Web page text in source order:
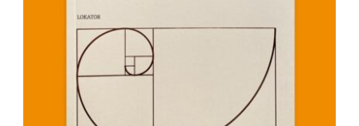
DODAJ DO KOSZYKA